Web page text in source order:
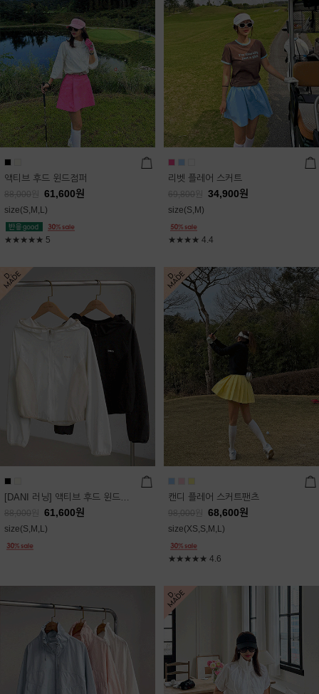
액티브 후드 윈드점퍼
88,000 61,600원
size(S,M,L)
★★★★★ 5
리벳 플레어 스커트
69,800 34,900원
size(S,M)
★★★★ 4.4
[DANI 러닝] 액티브 후드 윈드점퍼
88,000 61,600원
size(S,M,L)
캔디 플레어 스커트팬츠
98,000 68,600원
size(XS,S,M,L)
★★★★★ 4.6